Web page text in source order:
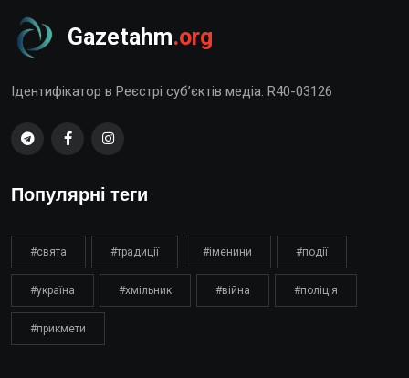
Gazetahm.org
Ідентифікатор в Реєстрі суб’єктів медіа: R40-03126
Популярні теги
#свята #традиції #іменини #події
#україна #хмільник #війна #поліція
#прикмети